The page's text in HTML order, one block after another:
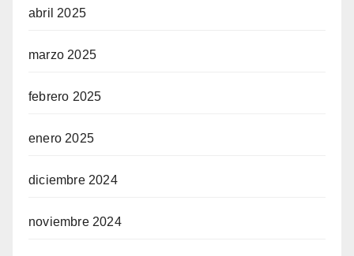
abril 2025
marzo 2025
febrero 2025
enero 2025
diciembre 2024
noviembre 2024